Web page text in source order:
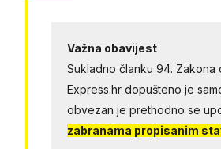
Važna obavijest
Sukladno članku 94. Zakona
Express.hr dopušteno je
obvezan je prethodno se
zabranama propisanim